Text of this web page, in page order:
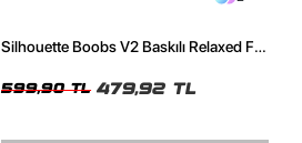
Silhouette Boobs V2 Baskılı Relaxed Fit
599,90 TL 479,92 TL